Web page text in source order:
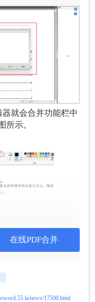
就会合并功能栏中
所示。
发票的格式和布
时，专业的PDF编
进行进一步的调
在线PDF合并
news/17500.html